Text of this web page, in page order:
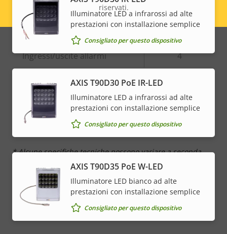
Descrizione
della
proprietà
Valore
della
Rilevamento di suoni
Antimanomissione attiva
Ingressi/uscite allarmi 4
Rete
Descrizione
Valore
Classe PoE
* Alcune specifiche tecniche possono variare a seconda
dell'opzione hardware scelta.
Illuminatore LED a infrarossi ad alte
prestazioni con installazione semplice
Consigliato per questo dispositivo
AXIS T90D30 PoE IR-LED
Illuminatore LED a infrarossi ad alte
prestazioni con installazione semplice
Consigliato per questo dispositivo
AXIS T90D35 PoE W-LED
Illuminatore LED bianco ad alte
prestazioni con installazione semplice
Consigliato per questo dispositivo
Legal
menu
riservati.